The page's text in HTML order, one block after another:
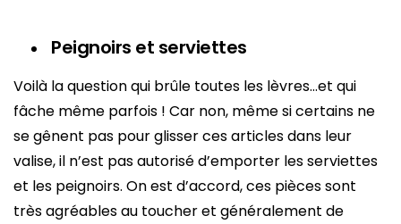
Peignoirs et serviettes
Voilà la question qui brûle toutes les lèvres…et qui
fâche même parfois ! Car non, même si certains ne
se gênent pas pour glisser ces articles dans leur
valise, il n’est pas autorisé d’emporter les serviettes
et les peignoirs. On est d’accord, ces pièces sont
très agréables au toucher et généralement de